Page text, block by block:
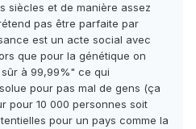
siècles et de manière assez
pas être parfaite par
est un acte social avec
que pour la génétique on
à 99,99%" ce qui
pour pas mal de gens (ça
pour 10 000 personnes soit
pour un pays comme la